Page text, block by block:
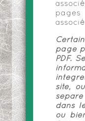
page
PDF.
site,
dans
ou